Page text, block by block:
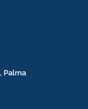
Palma